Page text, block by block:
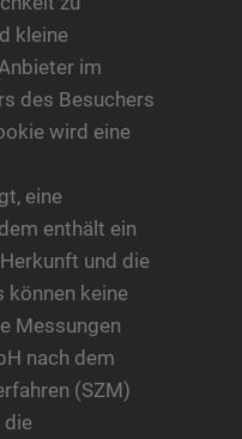
kleine
im
des Besuchers
wird eine
eine
enthält ein
und die
können keine
Messungen
nach dem
(SZM)
die